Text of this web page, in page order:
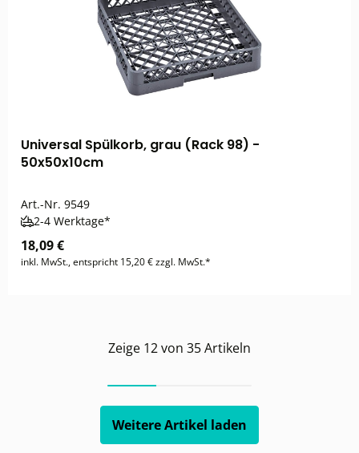
Universal Spülkorb, grau (Rack 98) -
50x50x10cm
Art.-Nr. 9549
2-4 Werktage*
18,09 €
inkl. MwSt., entspricht 15,20 € zzgl. MwSt.*
Zeige 12von 35Artikeln
Weitere Artikel laden